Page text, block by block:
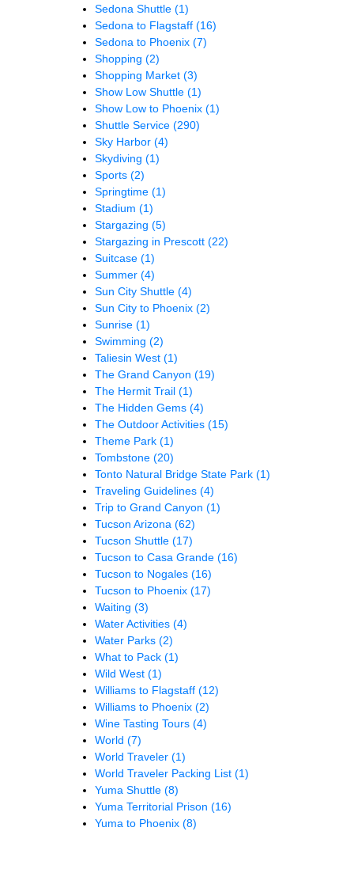
Sedona Shuttle (1)
Sedona to Flagstaff (16)
Sedona to Phoenix (7)
Shopping (2)
Shopping Market (3)
Show Low Shuttle (1)
Show Low to Phoenix (1)
Shuttle Service (290)
Sky Harbor (4)
Skydiving (1)
Sports (2)
Springtime (1)
Stadium (1)
Stargazing (5)
Stargazing in Prescott (22)
Suitcase (1)
Summer (4)
Sun City Shuttle (4)
Sun City to Phoenix (2)
Sunrise (1)
Swimming (2)
Taliesin West (1)
The Grand Canyon (19)
The Hermit Trail (1)
The Hidden Gems (4)
The Outdoor Activities (15)
Theme Park (1)
Tombstone (20)
Tonto Natural Bridge State Park (1)
Traveling Guidelines (4)
Trip to Grand Canyon (1)
Tucson Arizona (62)
Tucson Shuttle (17)
Tucson to Casa Grande (16)
Tucson to Nogales (16)
Tucson to Phoenix (17)
Waiting (3)
Water Activities (4)
Water Parks (2)
What to Pack (1)
Wild West (1)
Williams to Flagstaff (12)
Williams to Phoenix (2)
Wine Tasting Tours (4)
World (7)
World Traveler (1)
World Traveler Packing List (1)
Yuma Shuttle (8)
Yuma Territorial Prison (16)
Yuma to Phoenix (8)